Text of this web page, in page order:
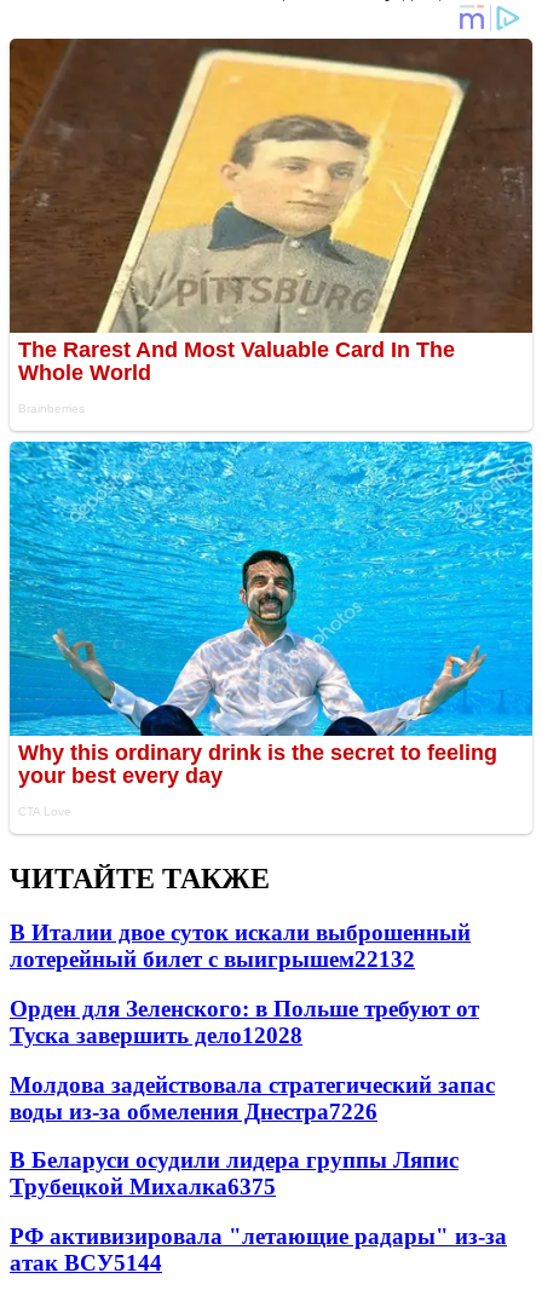
ЧИТАЙТЕ ТАКЖЕ
В Италии двое суток искали выброшенный
лотерейный билет с выигрышем22132
Орден для Зеленского: в Польше требуют от
Туска завершить дело12028
Молдова задействовала стратегический запас
воды из-за обмеления Днестра7226
В Беларуси осудили лидера группы Ляпис
Трубецкой Михалка6375
РФ активизировала "летающие радары" из-за
атак ВСУ5144